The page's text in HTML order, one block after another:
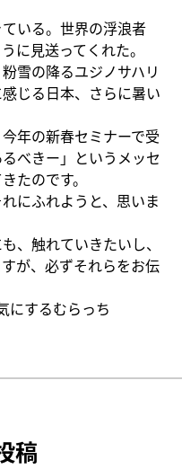
ている。世界の浮浪者
に見送ってくれた。
雪の降るユジノサハリ
じる日本、さらに暑い
年の新春セミナーで受
べきー」というメッセ
たのです。
にふれようと、思いま
、触れていきたいし、
が、必ずそれらをお伝
するむらっち
稿